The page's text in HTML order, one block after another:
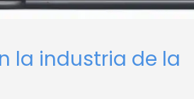
la industria de la